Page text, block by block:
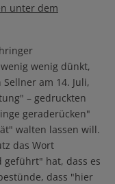
unter dem
wenig dünkt,
am 14. Juli,
– gedruckten
geraderücken"
walten lassen will.
das Wort
hat, dass es
dass "hier